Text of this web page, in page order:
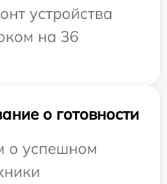
устройства
на 36
о готовности
успешном